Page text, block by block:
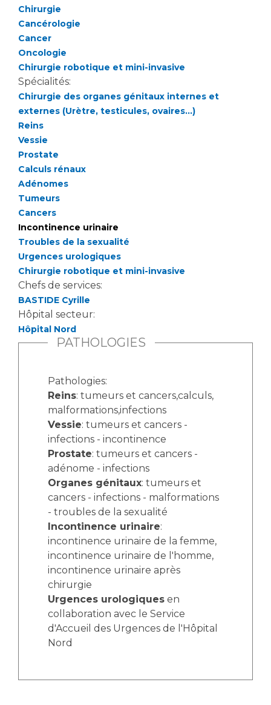
Maternité Hôpital Nord
Vos représentants
La Commission Des Usagers (CDU)
Les Comités Locaux des Usagers
Le projet des usagers
Qualité
Nos indicateurs qualité et de sécurité des soins
Protection des données
Sécurité
Les recherches en santé à l’AP-HM
Lieu de santé sans tabac
Presse / Multimédia
Communiqués de presse
Dossiers de presse
Médiathèque
Fournisseurs
Liste des marchés conclus
Documents utiles
Chirurgie
Cancérologie
Cancer
Oncologie
Chirurgie robotique et mini-invasive
Spécialités:
Chirurgie des organes génitaux internes et
externes (Urètre, testicules, ovaires...)
Reins
Vessie
Prostate
Calculs rénaux
Adénomes
Tumeurs
Cancers
Incontinence urinaire
Troubles de la sexualité
Urgences urologiques
Chirurgie robotique et mini-invasive
Chefs de services:
BASTIDE Cyrille
Hôpital secteur:
Hôpital Nord
PATHOLOGIES
Pathologies:
Reins: tumeurs et cancers,calculs,
malformations,infections
Vessie: tumeurs et cancers -
infections - incontinence
Prostate: tumeurs et cancers -
adénome - infections
Organes génitaux: tumeurs et
cancers - infections - malformations
- troubles de la sexualité
Incontinence urinaire:
incontinence urinaire de la femme,
incontinence urinaire de l'homme,
incontinence urinaire après
chirurgie
Urgences urologiques en
collaboration avec le Service
d'Accueil des Urgences de l'Hôpital
Nord